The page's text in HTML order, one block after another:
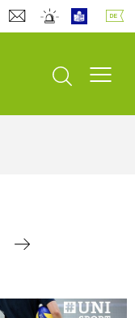
Suche öffnen